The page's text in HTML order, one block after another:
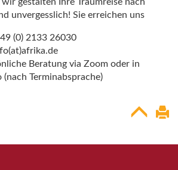
unvergesslich! Sie erreichen uns
(0) 2133 26030
Beratung via Zoom oder in
(nach Terminabsprache)